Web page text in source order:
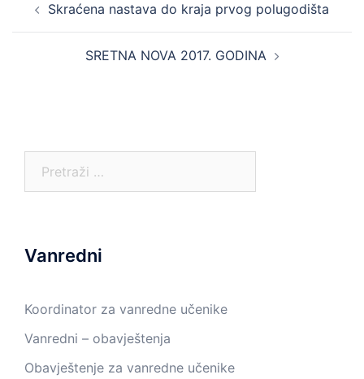
navigation
Skraćena nastava do kraja prvog polugodišta
SRETNA NOVA 2017. GODINA
Vanredni
Koordinator za vanredne učenike
Vanredni – obavještenja
Obavještenje za vanredne učenike